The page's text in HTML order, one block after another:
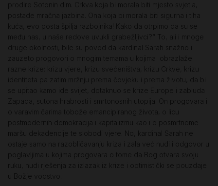
prodire Sotonin dim. Crkva koja bi morala biti mjesto svjetla,
postade mračna jazbina. Ona koja bi morala biti sigurna i tiha
kuća, evo posta špilja razbojnika! Kako da otrpimo da su se
među nas, u naše redove uvukli grabežljivci?“ To, ali i mnoge
druge okolnosti, bile su povod da kardinal Sarah snažno i
zauzeto progovori o mnogim temama u kojima obrazlaže
razne krize: krizu vjere, krizu svećeništva, krizu Crkve, krizu
identiteta pa zatim mržnju prema čovjeku i prema životu, da bi
se upitao kamo ide svijet, dotaknuo se krize Europe i zabluda
Zapada, sutona hrabrosti i smrtonosnih utopija. On progovara i
o varavim čarima tobože emancipiranog života, o licu
postmodernih demokracija i kapitalizmu kao i o posmrtnome
maršu dekadencije te slobodi vjere. No, kardinal Sarah ne
ostaje samo na razobličavanju kriza i zala već nudi i odgovor u
poglavljima u kojima progovara o tome da Bog otvara svoju
ruku, nudi rješenja za izlazak iz krize i optimistički se pouzdaje
u Božje vodstvo.